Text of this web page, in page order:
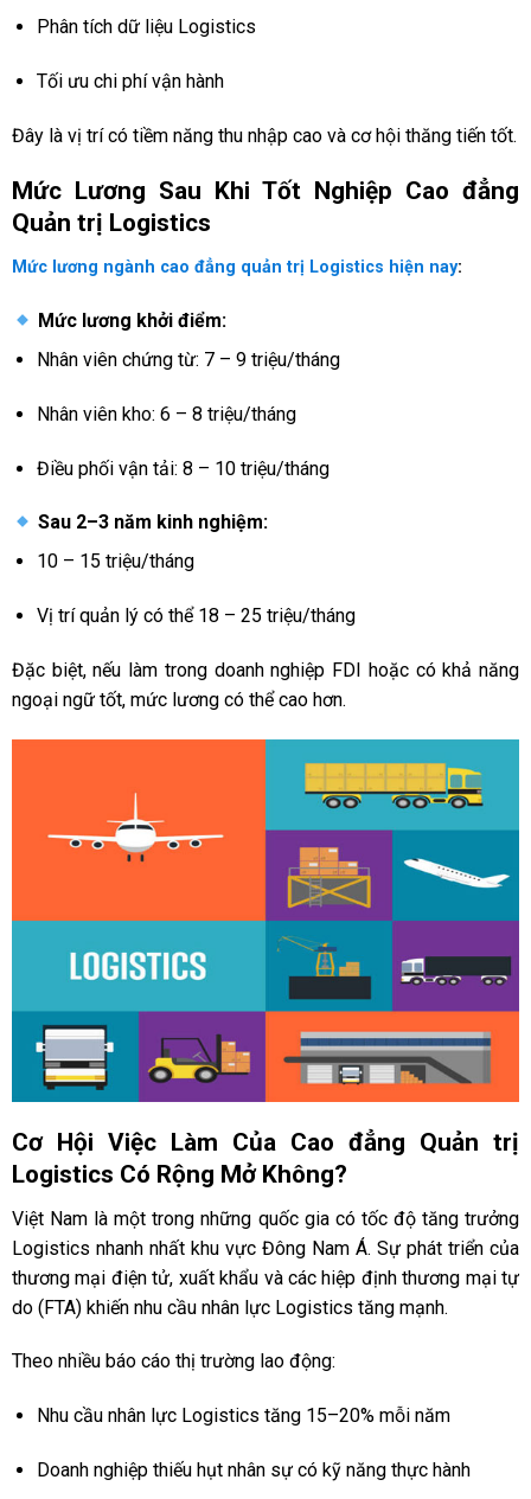
Phân tích dữ liệu Logistics
Tối ưu chi phí vận hành
Đây là vị trí có tiềm năng thu nhập cao và cơ hội thăng tiến tốt.
Mức Lương Sau Khi Tốt Nghiệp Cao đẳng
Quản trị Logistics
Mức lương ngành cao đẳng quản trị Logistics hiện nay:
Mức lương khởi điểm:
Nhân viên chứng từ: 7 – 9 triệu/tháng
Nhân viên kho: 6 – 8 triệu/tháng
Điều phối vận tải: 8 – 10 triệu/tháng
Sau 2–3 năm kinh nghiệm:
10 – 15 triệu/tháng
Vị trí quản lý có thể 18 – 25 triệu/tháng
Đặc biệt, nếu làm trong doanh nghiệp FDI hoặc có khả năng
ngoại ngữ tốt, mức lương có thể cao hơn.
Cơ Hội Việc Làm Của Cao đẳng Quản trị
Logistics Có Rộng Mở Không?
Việt Nam là một trong những quốc gia có tốc độ tăng trưởng
Logistics nhanh nhất khu vực Đông Nam Á. Sự phát triển của
thương mại điện tử, xuất khẩu và các hiệp định thương mại tự
do (FTA) khiến nhu cầu nhân lực Logistics tăng mạnh.
Theo nhiều báo cáo thị trường lao động:
Nhu cầu nhân lực Logistics tăng 15–20% mỗi năm
Doanh nghiệp thiếu hụt nhân sự có kỹ năng thực hành